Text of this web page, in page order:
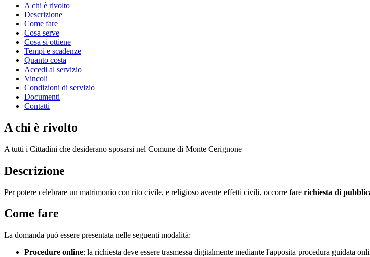
A chi è rivolto
Descrizione
Come fare
Cosa serve
Cosa si ottiene
Tempi e scadenze
Quanto costa
Accedi al servizio
Vincoli
Condizioni di servizio
Documenti
Contatti
A chi è rivolto
A tutti i Cittadini che desiderano sposarsi nel Comune di Monte Cerignone
Descrizione
Per potere celebrare un matrimonio con rito civile, e religioso avente effetti civili, occorre fare richiesta di
Come fare
La domanda può essere presentata nelle seguenti modalità:
Procedure online: la richiesta deve essere trasmessa digitalmente mediante l'apposita procedura guidata